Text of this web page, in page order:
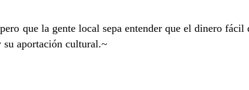
que la gente local sepa entender que el dinero
aportación cultural.~